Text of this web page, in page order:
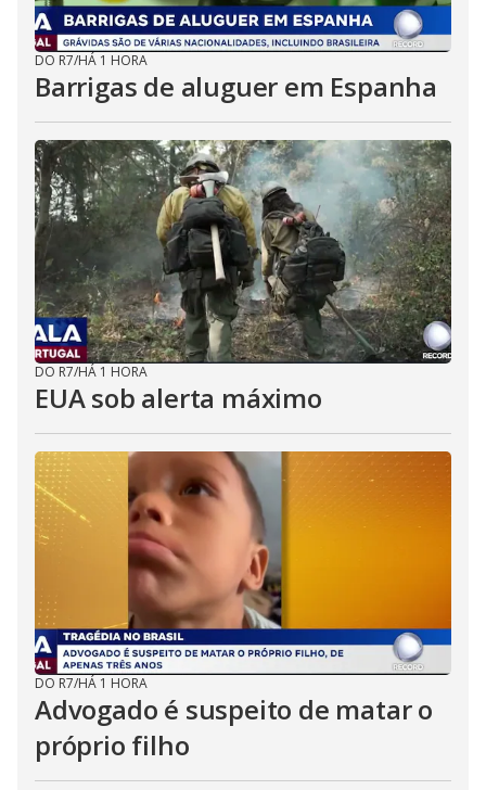
DO R7/HÁ 1 HORA
Barrigas de aluguer em Espanha
DO R7/HÁ 1 HORA
EUA sob alerta máximo
DO R7/HÁ 1 HORA
Advogado é suspeito de matar o
próprio filho